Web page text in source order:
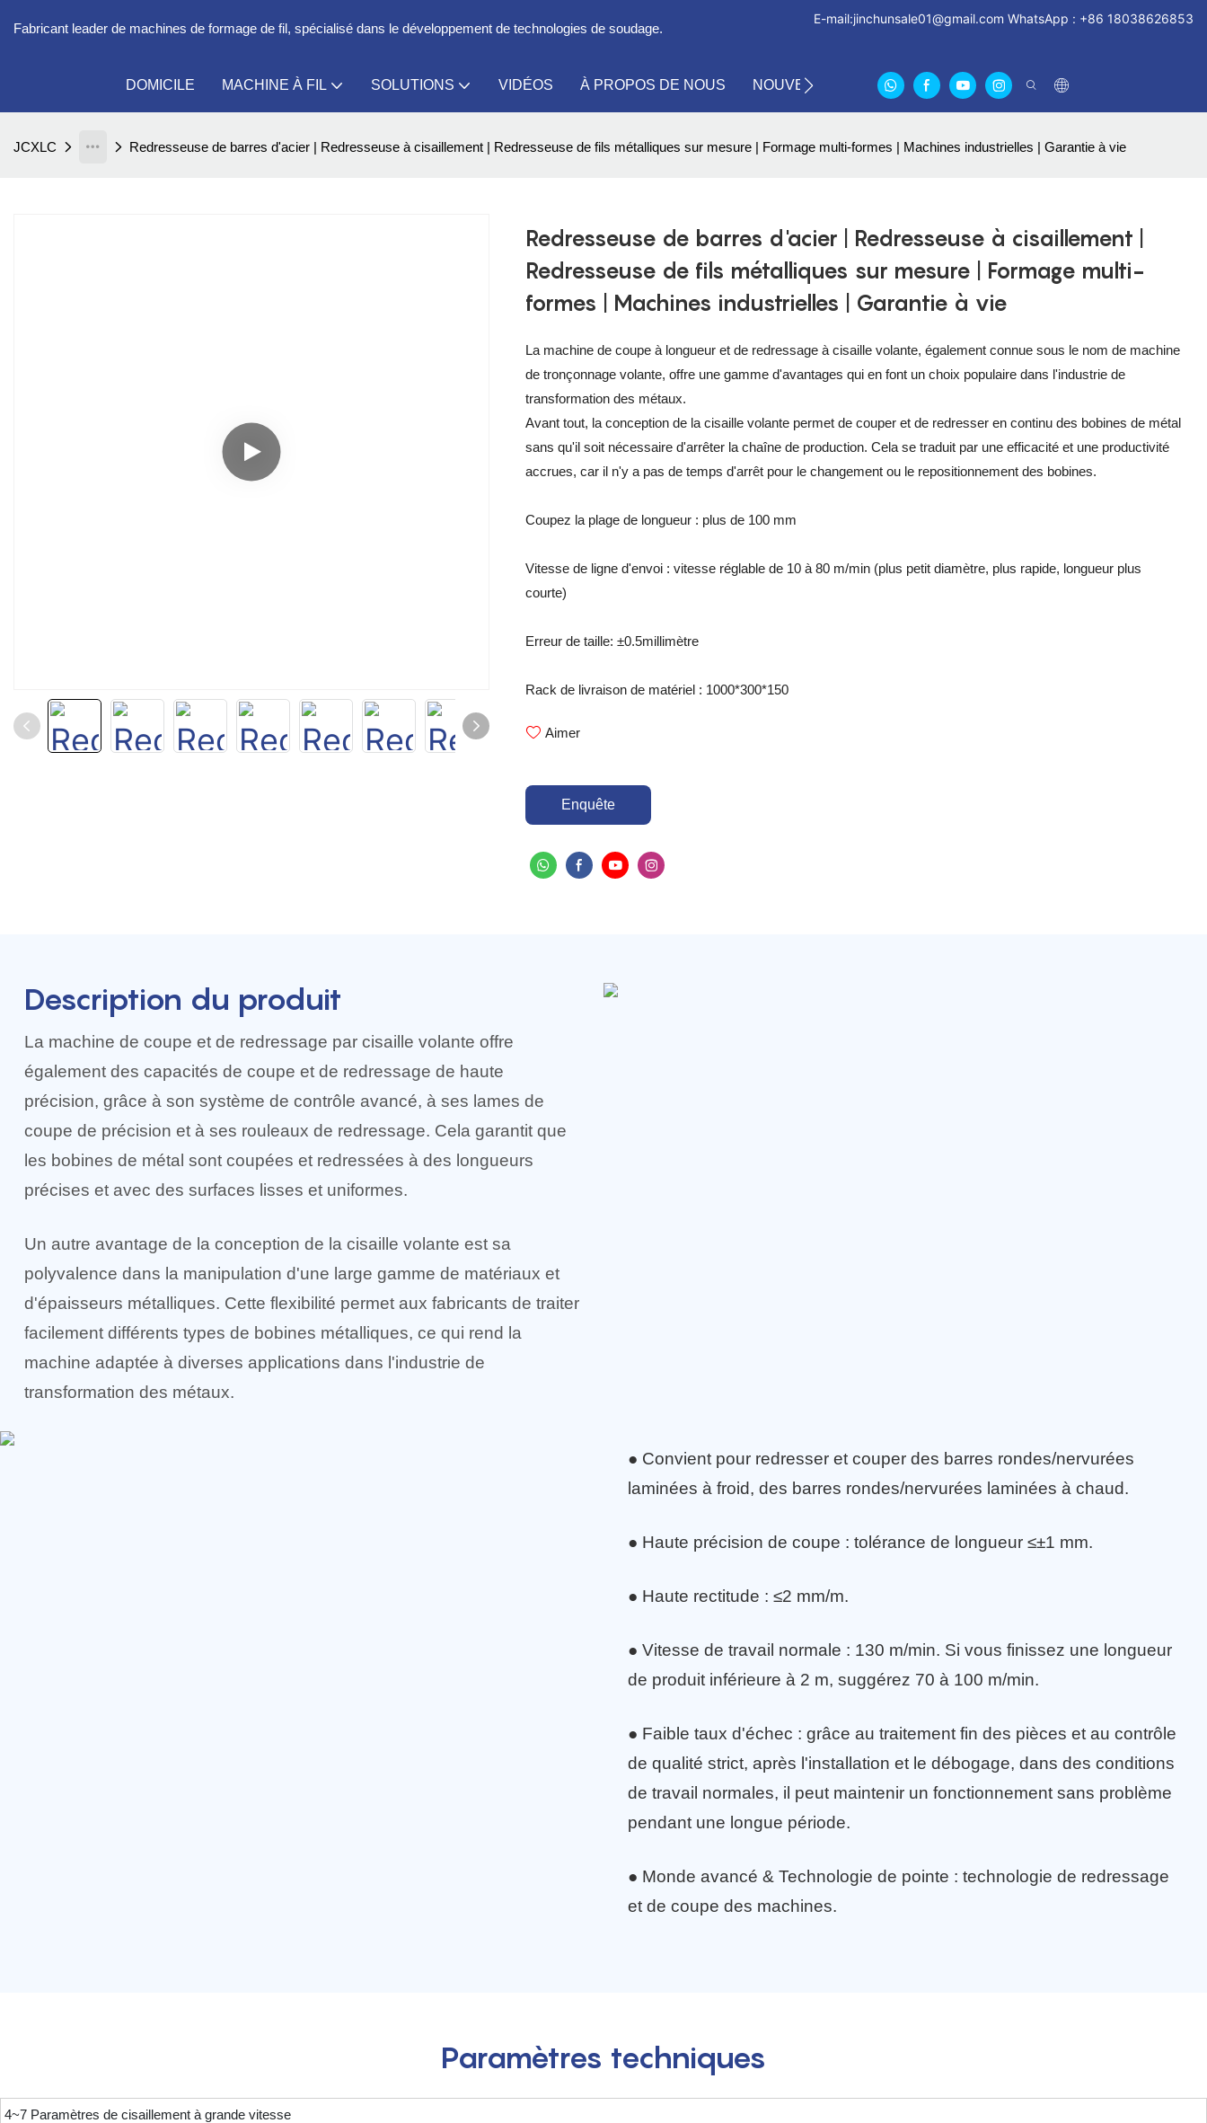
Fabricant leader de machines de formage de fil, spécialisé dans le développement de technologies de soudage.
E-mail:jinchunsale01@gmail.com WhatsApp : +86 18038626853
DOMICILE MACHINE À FIL SOLUTIONS VIDÉOS À PROPOS DE NOUS NOUVELLES NOUS CONTACTER À PROPOS DE NOUS
JCXLC Redresseuse de barres d'acier | Redresseuse à cisaillement | Redresseuse de fils métalliques sur mesure | Formage multi-formes | Machines industrielles | Garantie à vie
Redresseuse de barres d'acier | Redresseuse à cisaillement |
Redresseuse de fils métalliques sur mesure | Formage multi-
formes | Machines industrielles | Garantie à vie
La machine de coupe à longueur et de redressage à cisaille volante, également connue sous le nom de machine
de tronçonnage volante, offre une gamme d'avantages qui en font un choix populaire dans l'industrie de
transformation des métaux.
Avant tout, la conception de la cisaille volante permet de couper et de redresser en continu des bobines de métal
sans qu'il soit nécessaire d'arrêter la chaîne de production. Cela se traduit par une efficacité et une productivité
accrues, car il n'y a pas de temps d'arrêt pour le changement ou le repositionnement des bobines.
Coupez la plage de longueur : plus de 100 mm
Vitesse de ligne d'envoi : vitesse réglable de 10 à 80 m/min (plus petit diamètre, plus rapide, longueur plus
courte)
Erreur de taille: ±0.5millimètre
Rack de livraison de matériel : 1000*300*150
Aimer
Enquête
Description du produit
La machine de coupe et de redressage par cisaille volante offre
également des capacités de coupe et de redressage de haute
précision, grâce à son système de contrôle avancé, à ses lames de
coupe de précision et à ses rouleaux de redressage. Cela garantit que
les bobines de métal sont coupées et redressées à des longueurs
précises et avec des surfaces lisses et uniformes.
Un autre avantage de la conception de la cisaille volante est sa
polyvalence dans la manipulation d'une large gamme de matériaux et
d'épaisseurs métalliques. Cette flexibilité permet aux fabricants de traiter
facilement différents types de bobines métalliques, ce qui rend la
machine adaptée à diverses applications dans l'industrie de
transformation des métaux.
● Convient pour redresser et couper des barres rondes/nervurées
laminées à froid, des barres rondes/nervurées laminées à chaud.
● Haute précision de coupe : tolérance de longueur ≤±1 mm.
● Haute rectitude : ≤2 mm/m.
● Vitesse de travail normale : 130 m/min. Si vous finissez une longueur
de produit inférieure à 2 m, suggérez 70 à 100 m/min.
● Faible taux d'échec : grâce au traitement fin des pièces et au contrôle
de qualité strict, après l'installation et le débogage, dans des conditions
de travail normales, il peut maintenir un fonctionnement sans problème
pendant une longue période.
● Monde avancé & Technologie de pointe : technologie de redressage
et de coupe des machines.
Paramètres techniques
4~7 Paramètres de cisaillement à grande vitesse